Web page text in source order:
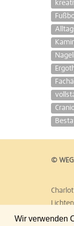
Wir verwenden
©